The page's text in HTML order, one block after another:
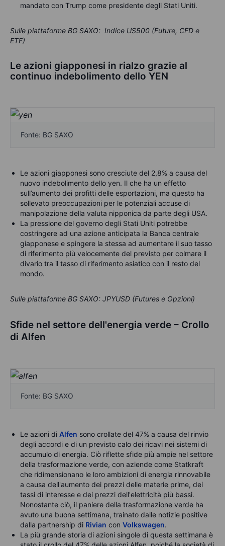
mandato con Trump come presidente degli Stati Uniti.
Sulle piattaforme BG SAXO: Indice US500 (Future, CFD e
ETF)
Le azioni giapponesi in rialzo grazie al
continuo indebolimento dello YEN
Fonte: BG SAXO
Le azioni giapponesi sono cresciute del 2,8% a causa del
nuovo indebolimento dello yen. Il che ha un effetto
sull’aumento dei profitti delle esportazioni, ma questo ha
sollevato preoccupazioni per le potenziali accuse di
manipolazione della valuta nipponica da parte degli USA.
La pressione del governo degli Stati Uniti potrebbe
costringere ad una azione anticipata la Banca centrale
giapponese e spingere la stessa ad aumentare il suo tasso
di riferimento più velocemente del previsto per colmare il
divario tra il tasso di riferimento asiatico con il resto del
mondo.
Sulle piattaforme BG SAXO: JPYUSD (Futures e Opzioni)
Sfide nel settore dell'energia verde – Crollo
di Alfen
Fonte: BG SAXO
Le azioni di Alfen sono crollate del 47% a causa del rinvio
degli accordi e di un previsto calo dei ricavi nei sistemi di
accumulo di energia. Ciò riflette sfide più ampie nel settore
della trasformazione verde, con aziende come Statkraft
che ridimensionano le loro ambizioni di energia rinnovabile
a causa dell'aumento dei prezzi delle materie prime, dei
tassi di interesse e dei prezzi dell'elettricità più bassi.
Nonostante ciò, il paniere della trasformazione verde ha
avuto una buona settimana, trainato dalle notizie positive
dalla partnership di Rivian con Volkswagen.
La più grande storia di azioni singole di questa settimana è